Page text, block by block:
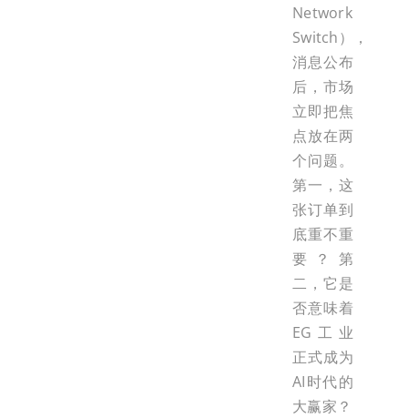
Network
Switch），
消息公布
后，市场
立即把焦
点放在两
个问题。
第一，这
张订单到
底重不重
要？第
二，它是
否意味着
EG工业
正式成为
AI时代的
大赢家？